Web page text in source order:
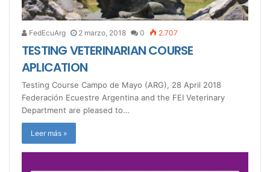
FedEcuArg 2 marzo, 2018 0 2.707
TESTING VETERINARIAN COURSE
APLICATION
Testing Course Campo de Mayo (ARG), 28 April 2018
Federación Ecuestre Argentina and the FEI Veterinary
Department are pleased to…
Leer más »